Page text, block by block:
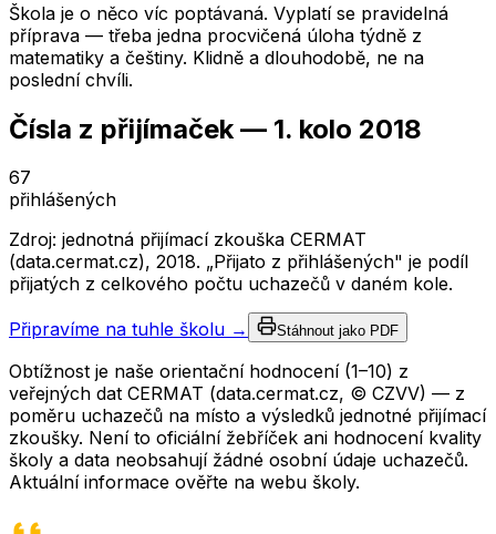
Škola je o něco víc poptávaná. Vyplatí se pravidelná
příprava — třeba jedna procvičená úloha týdně z
matematiky a češtiny. Klidně a dlouhodobě, ne na
poslední chvíli.
Čísla z přijímaček — 1. kolo 2018
67
přihlášených
Zdroj: jednotná přijímací zkouška CERMAT
(data.cermat.cz), 2018. „Přijato z přihlášených" je podíl
přijatých z celkového počtu uchazečů v daném kole.
Připravíme na tuhle školu → Stáhnout jako PDF
Obtížnost je naše orientační hodnocení (1–10) z
veřejných dat CERMAT (data.cermat.cz, © CZVV) — z
poměru uchazečů na místo a výsledků jednotné přijímací
zkoušky. Není to oficiální žebříček ani hodnocení kvality
školy a data neobsahují žádné osobní údaje uchazečů.
Aktuální informace ověřte na webu školy.